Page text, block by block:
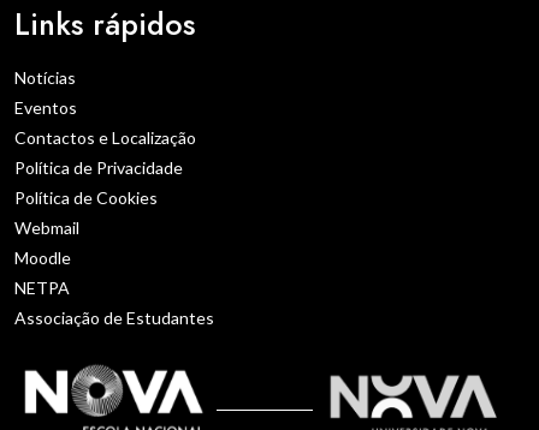
Links rápidos
Notícias
Eventos
Contactos e Localização
Política de Privacidade
Política de Cookies
Webmail
Moodle
NETPA
Associação de Estudantes